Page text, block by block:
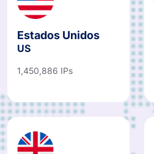
Estados Unidos
US
1,450,886 IPs